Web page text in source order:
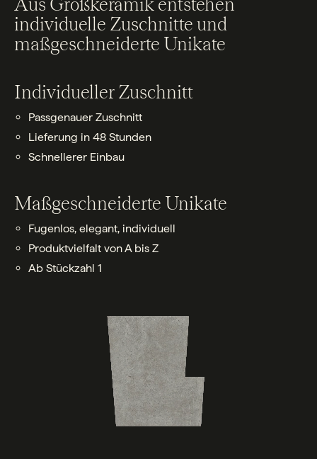
individuelle Zuschnitte und
maßgeschneiderte Unikate
Individueller Zuschnitt
Passgenauer Zuschnitt
Lieferung in 48 Stunden
Schnellerer Einbau
Maßgeschneiderte Unikate
Fugenlos, elegant, individuell
Produktvielfalt von A bis Z
Ab Stückzahl 1